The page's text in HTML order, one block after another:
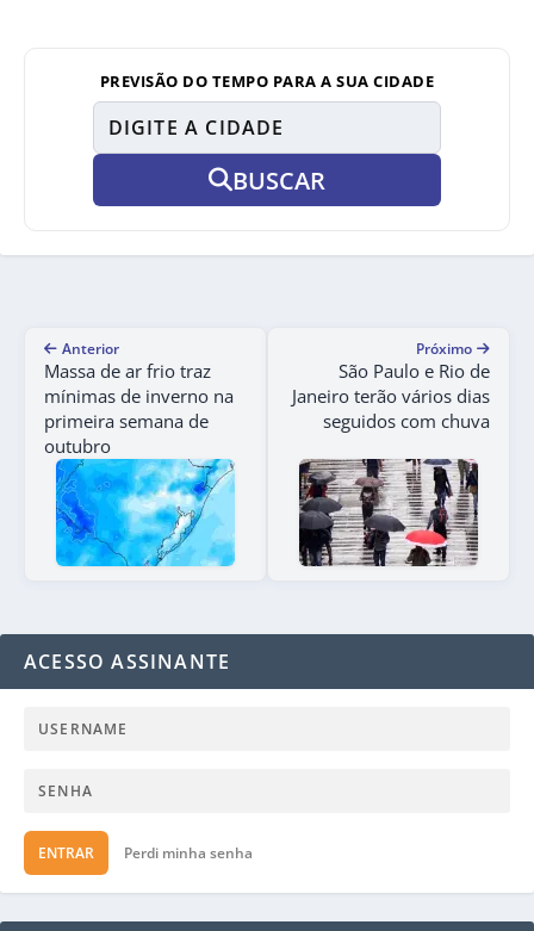
PREVISÃO DO TEMPO PARA A SUA CIDADE
BUSCAR
Anterior
Massa de ar frio traz
mínimas de inverno na
primeira semana de
outubro
Próximo
São Paulo e Rio de
Janeiro terão vários dias
seguidos com chuva
ACESSO ASSINANTE
ENTRAR Perdi minha senha